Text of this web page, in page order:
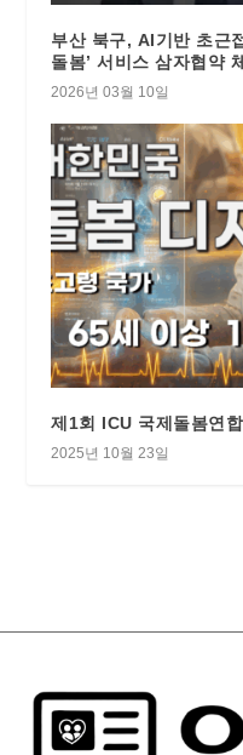
부산 북구, AI기반 초근
돌봄’ 서비스 삼자협약
2026년 03월 10일
제1회 ICU 국제돌봄연
2025년 10월 23일